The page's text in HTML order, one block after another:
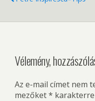
Vélemény,
Az e-mail címet nem
mezőket*